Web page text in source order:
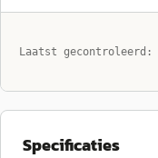
Laatst gecontroleerd:
Specificaties